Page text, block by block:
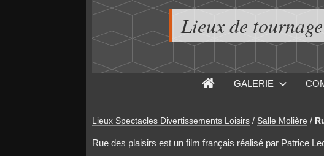
Lieux de
GALERIE
Lieux Spectacles Divertissements Loisirs / Salle Molière /
Rue des plaisirs est un film français réalisé par Patrice